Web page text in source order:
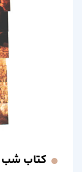
کتاب شب